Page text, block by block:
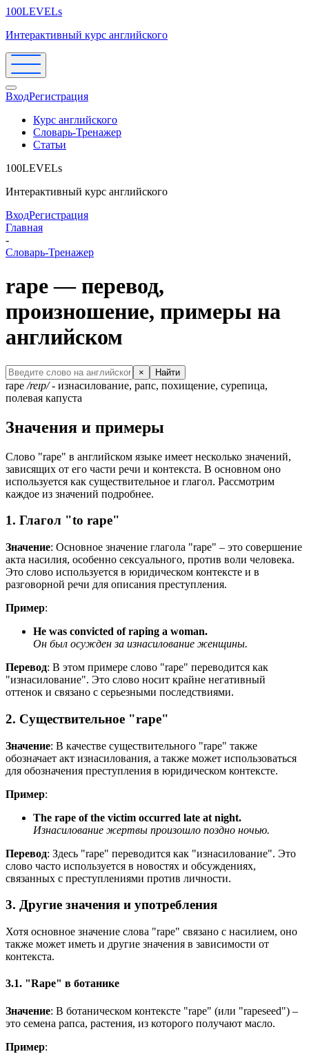
100LEVELs
Интерактивный курс английского
ВходРегистрация
Курс английского
Словарь-Тренажер
Статьи
100LEVELs
Интерактивный курс английского
ВходРегистрация
Главная
-
Словарь-Тренажер
rape — перевод,
произношение, примеры на
английском
× Найти
rape /reɪp/- изнасилование, рапс, похищение, сурепица,
полевая капуста
Значения и примеры
Слово "rape" в английском языке имеет несколько значений,
зависящих от его части речи и контекста. В основном оно
используется как существительное и глагол. Рассмотрим
каждое из значений подробнее.
1. Глагол "to rape"
Значение: Основное значение глагола "rape" – это совершение
акта насилия, особенно сексуального, против воли человека.
Это слово используется в юридическом контексте и в
разговорной речи для описания преступления.
Пример:
He was convicted of raping a woman.
Он был осужден за изнасилование женщины.
Перевод: В этом примере слово "rape" переводится как
"изнасилование". Это слово носит крайне негативный
оттенок и связано с серьезными последствиями.
2. Существительное "rape"
Значение: В качестве существительного "rape" также
обозначает акт изнасилования, а также может использоваться
для обозначения преступления в юридическом контексте.
Пример:
The rape of the victim occurred late at night.
Изнасилование жертвы произошло поздно ночью.
Перевод: Здесь "rape" переводится как "изнасилование". Это
слово часто используется в новостях и обсуждениях,
связанных с преступлениями против личности.
3. Другие значения и употребления
Хотя основное значение слова "rape" связано с насилием, оно
также может иметь и другие значения в зависимости от
контекста.
3.1. "Rape" в ботанике
Значение: В ботаническом контексте "rape" (или "rapeseed") –
это семена рапса, растения, из которого получают масло.
Пример: